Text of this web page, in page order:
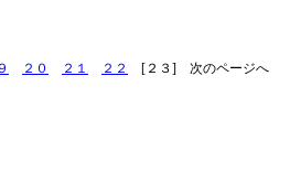
２０ ２１ ２２
[２３] 次のページへ